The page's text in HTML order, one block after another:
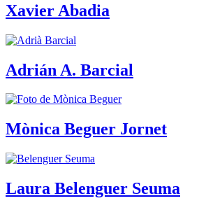
Xavier Abadia
Adrián A. Barcial
Mònica Beguer Jornet
Laura Belenguer Seuma